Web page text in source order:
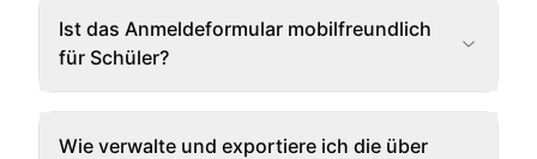
Ist das Anmeldeformular mobilfreundlich
für Schüler?
Wie verwalte und exportiere ich die über